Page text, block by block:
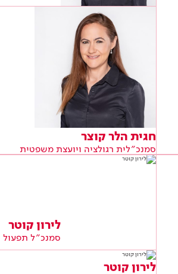
חגית הלר קוצר
סמנכ״לית רגולציה ויועצת משפטית
לירון קוטר
סמנכ״ל תפעול
לירון קוטר